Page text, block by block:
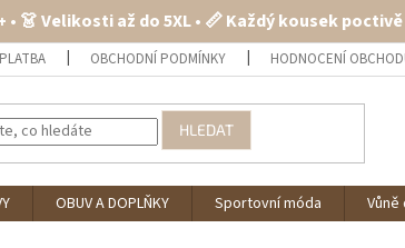
• 👗 Velikosti až do 5XL • 📏 Každý kousek
OBCHODNÍ PODMÍNKY HODNOCENÍ
HLEDAT
OBUV A DOPLŇKY Sportovní móda